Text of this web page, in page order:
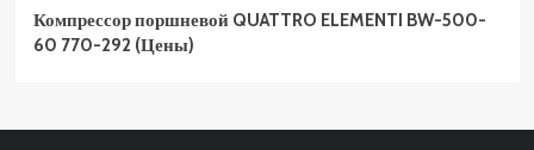
Компрессор поршневой QUATTRO ELEMENTI BW-500-
60 770-292 (Цены)